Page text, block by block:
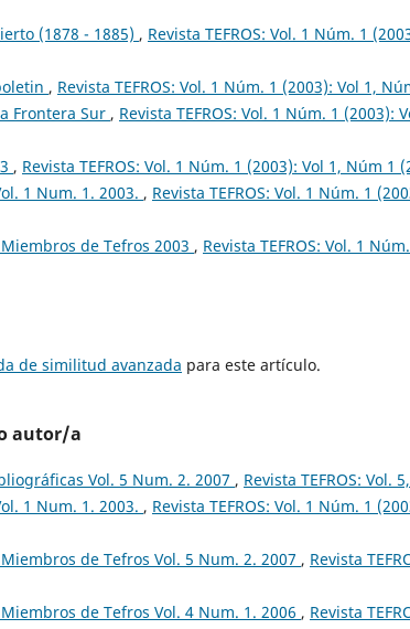
(1878 - 1885) , Revista TEFROS: Vol. 1 Núm. 1
, Revista TEFROS: Vol. 1 Núm. 1 (2003): Vol 1,
Frontera Sur , Revista TEFROS: Vol. 1 Núm. 1 (2003):
, Revista TEFROS: Vol. 1 Núm. 1 (2003): Vol 1, Núm 1
1 Num. 1. 2003. , Revista TEFROS: Vol. 1 Núm. 1
de Tefros 2003 , Revista TEFROS: Vol. 1
de similitud avanzada para este artículo.
autor/a
Vol. 5 Num. 2. 2007 , Revista TEFROS: Vol.
1 Num. 1. 2003. , Revista TEFROS: Vol. 1 Núm. 1
de Tefros Vol. 5 Num. 2. 2007 , Revista
de Tefros Vol. 4 Num. 1. 2006 , Revista